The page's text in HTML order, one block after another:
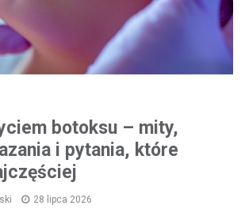
botoksu – mity,
i pytania, które
28 lipca 2026